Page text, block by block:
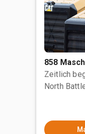
858
Zeitlich
North